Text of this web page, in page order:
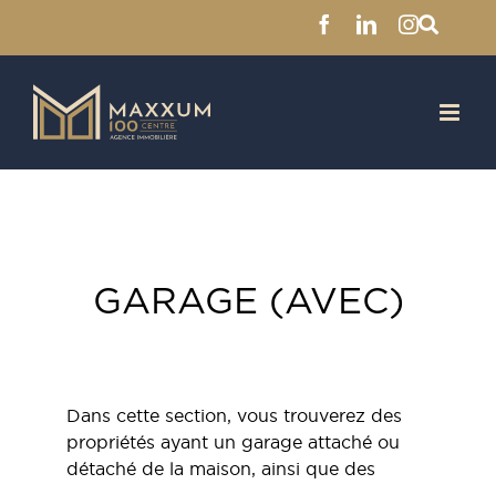
GARAGE (AVEC)
Dans cette section, vous trouverez des
propriétés ayant un garage attaché ou
détaché de la maison, ainsi que des